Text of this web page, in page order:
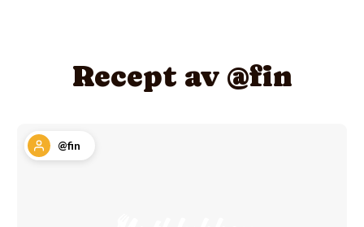
Recept av @fin
@fin